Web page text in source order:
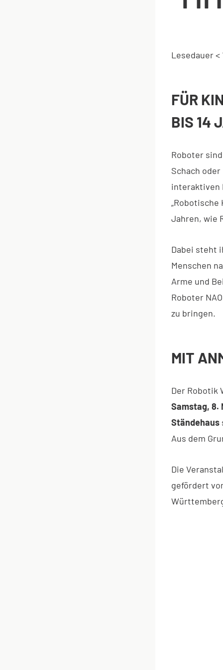
Lesedauer<
FÜR
BIS 14
Roboter
Schach
interaktiven
Jahren, wie
Dabei steht
Menschen
Arme und
Roboter
zu bringen.
MIT
Der Robotik
Samstag, 8.
Ständehaus
Aus dem
Die
gefördert